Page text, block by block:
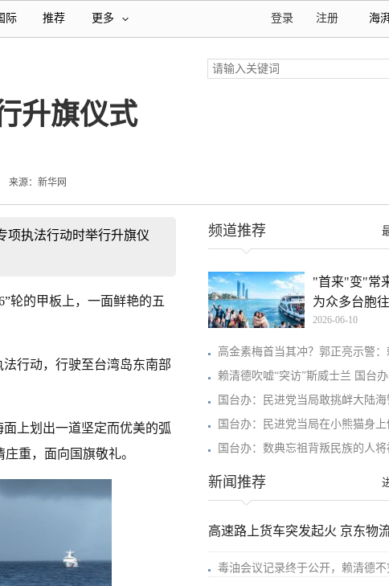
际 推荐 更多 海
注册
登录
升旗仪式
来源：新华网
项执法行动时举行升旗仪
轮的甲板上，一面鲜艳的五
行动，行驶至台湾岛东南部
上划出一道坚定而优美的弧
重，面向国旗敬礼。
频道推荐
"首来"变"常
为众多台胞
2026-06-10
高金素梅首当其冲？郭正亮示警
赖清德吹嘘“突访”斯威士兰 国台
国台办：民进党当局敢挑衅大陆
国台办：民进党当局在小熊猫身
国台办：数典忘祖背叛民族的人
新闻推荐
高速路上货车突发起火 京东物
毒油会议记录终于公开，赖清德